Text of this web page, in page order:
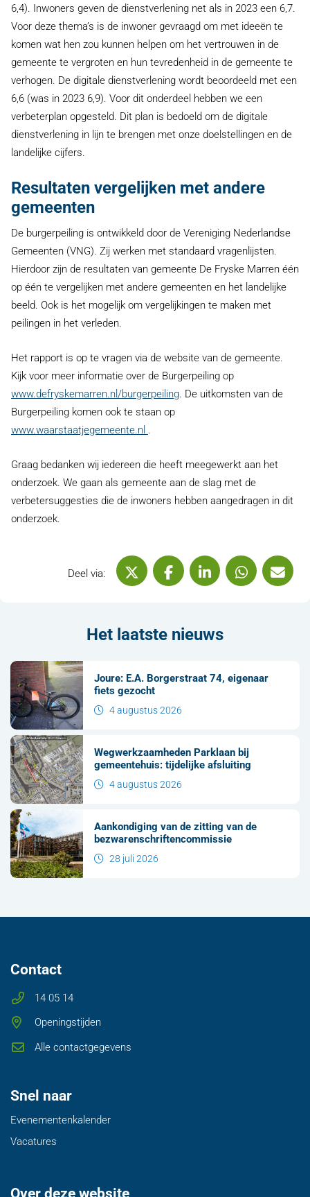
6,4). Inwoners geven de dienstverlening net als in 2023 een 6,7.
Voor deze thema’s is de inwoner gevraagd om met ideeën te
komen wat hen zou kunnen helpen om het vertrouwen in de
gemeente te vergroten en hun tevredenheid in de gemeente te
verhogen. De digitale dienstverlening wordt beoordeeld met een
6,6 (was in 2023 6,9). Voor dit onderdeel hebben we een
verbeterplan opgesteld. Dit plan is bedoeld om de digitale
dienstverlening in lijn te brengen met onze doelstellingen en de
landelijke cijfers.
Resultaten vergelijken met andere
gemeenten
De burgerpeiling is ontwikkeld door de Vereniging Nederlandse
Gemeenten (VNG). Zij werken met standaard vragenlijsten.
Hierdoor zijn de resultaten van gemeente De Fryske Marren één
op één te vergelijken met andere gemeenten en het landelijke
beeld. Ook is het mogelijk om vergelijkingen te maken met
peilingen in het verleden.
Het rapport is op te vragen via de website van de gemeente.
Kijk voor meer informatie over de Burgerpeiling op
www.defryskemarren.nl/burgerpeiling. De uitkomsten van de
Burgerpeiling komen ook te staan op
www.waarstaatjegemeente.nl .
Graag bedanken wij iedereen die heeft meegewerkt aan het
onderzoek. We gaan als gemeente aan de slag met de
verbetersuggesties die de inwoners hebben aangedragen in dit
onderzoek.
Deel via:
Deel via X (Twitter)
Deel via Facebook
Deel via LinkedIn
Deel via
Het laatste nieuws
Joure: E.A. Borgerstraat 74, eigenaar
fiets gezocht
4 augustus 2026
Wegwerkzaamheden Parklaan bij
gemeentehuis: tijdelijke afsluiting
4 augustus 2026
Aankondiging van de zitting van de
bezwarenschriftencommissie
28 juli 2026
Contact
14 05 14
Openingstijden
Alle contactgegevens
Snel naar
Evenementenkalender
Vacatures